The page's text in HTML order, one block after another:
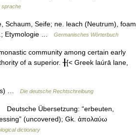
sprache
Seife; ne. leach (Neutrum), foam
Etymologie …
Germanisches Wörterbuch
community among certain early
of a superior. ╂[< Greek laúrā lane,
… Die deutsche Rechtschreibung
Übersetzung: “erbeuten,
(uncovered); Gk. ἀπολαύω
dictionary